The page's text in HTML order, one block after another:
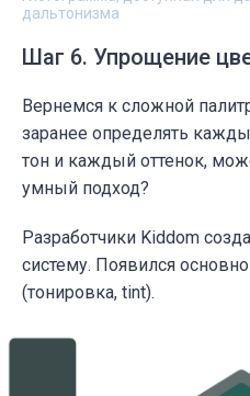
дальтонизма
Шаг 6. Упрощение
Вернемся к сложной
заранее определять
тон и каждый оттенок,
умный подход?
Разработчики Kiddom
систему. Появился
(тонировка, tint).